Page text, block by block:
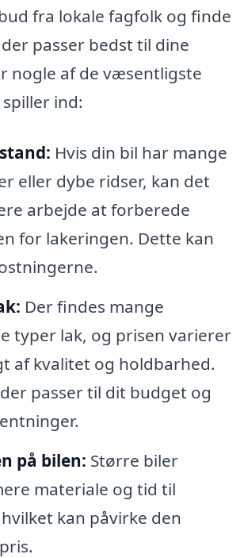
fra lokale fagfolk og finde
passer bedst til dine
nogle af de væsentligste
ind:
Hvis din bil har mange
eller dybe ridser, kan det
arbejde at forberede
for lakeringen. Dette kan
Der findes mange
typer lak, og prisen varierer
af kvalitet og holdbarhed.
passer til dit budget og
på bilen: Større biler
materiale og tid til
kan påvirke den